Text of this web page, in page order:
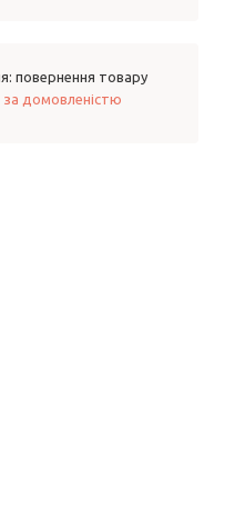
повернення товару
за домовленістю